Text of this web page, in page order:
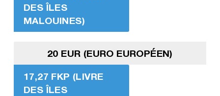
DES ÎLES
MALOUINES)
20 EUR (EURO EUROPÉEN)
17,27 FKP (LIVRE
DES ÎLES